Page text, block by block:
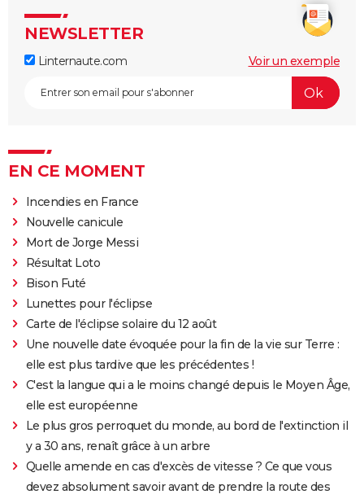
NEWSLETTER
Linternaute.com Voir un exemple
EN CE MOMENT
Incendies en France
Nouvelle canicule
Mort de Jorge Messi
Résultat Loto
Bison Futé
Lunettes pour l'éclipse
Carte de l'éclipse solaire du 12 août
Une nouvelle date évoquée pour la fin de la vie sur Terre :
elle est plus tardive que les précédentes !
C'est la langue qui a le moins changé depuis le Moyen Âge,
elle est européenne
Le plus gros perroquet du monde, au bord de l'extinction il
y a 30 ans, renaît grâce à un arbre
Quelle amende en cas d'excès de vitesse ? Ce que vous
devez absolument savoir avant de prendre la route des